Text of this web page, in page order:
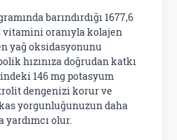
barındırdığı 1677,6
vitamini oranıyla kolajen
yağ oksidasyonunu
hızınıza doğrudan katkı
146 mg potasyum
dengenizi korur ve
yorgunluğunuzun daha
yardımcı olur.